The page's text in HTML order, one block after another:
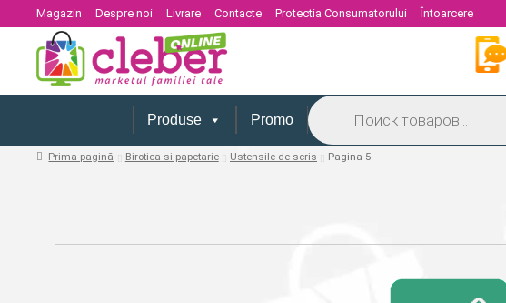
Magazin Despre noi Livrare Contacte Protectia Consumatorului Întoarcere
Produse Promo
Products
search
Prima pagină Birotica si papetarie Ustensile de scris Pagina 5